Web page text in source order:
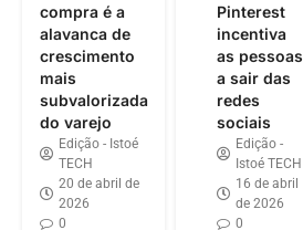
compra é a
alavanca de
crescimento
mais
subvalorizada
do varejo
Edição - Istoé
TECH
20 de abril de
2026
0
Pinterest
incentiva
as pessoas
a sair das
redes
sociais
Edição -
Istoé TECH
16 de abril
de 2026
0